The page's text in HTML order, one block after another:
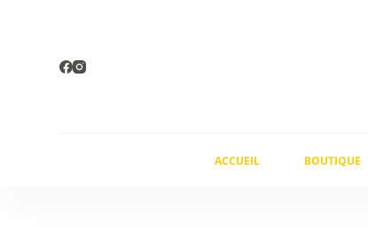
ACCUEIL BOUTIQUE